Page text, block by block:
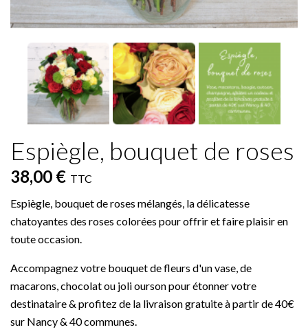
Espiègle, bouquet de roses
38,00 € TTC
Espiègle, bouquet de roses mélangés, la délicatesse
chatoyantes des roses colorées pour offrir et faire plaisir en
toute occasion.
Accompagnez votre bouquet de fleurs d'un vase, de
macarons, chocolat ou joli ourson pour étonner votre
destinataire & profitez de la livraison gratuite à partir de 40€
sur Nancy & 40 communes.